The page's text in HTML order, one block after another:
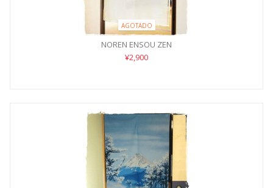
AGOTADO
NOREN ENSOU ZEN
¥2,900